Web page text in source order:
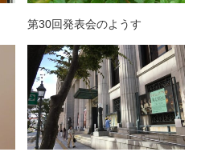
第30回発表会のようす